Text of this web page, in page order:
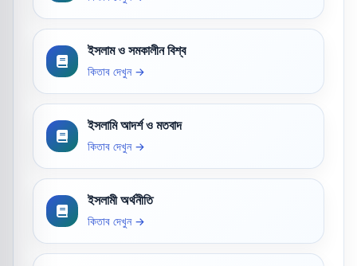
ইসলাম ও সমকালীন বিশ্ব
কিতাব দেখুন →
ইসলামি আদর্শ ও মতবাদ
কিতাব দেখুন →
ইসলামী অর্থনীতি
কিতাব দেখুন →